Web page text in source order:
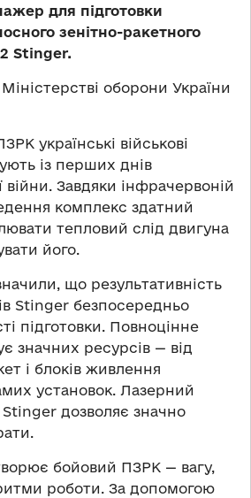
для підготовки
зенітно-ракетного
Stinger.
Міністерстві оборони України
українські військові
із перших днів
Завдяки інфрачервоній
комплекс здатний
тепловий слід двигуна
його.
що результативність
Stinger безпосередньо
підготовки. Повноцінне
значних ресурсів — від
і блоків живлення
установок. Лазерний
дозволяє значно
бойовий ПЗРК — вагу,
роботи. За допомогою